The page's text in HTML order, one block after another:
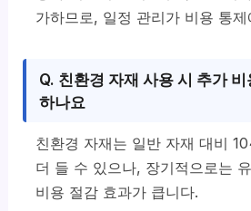
가하므로, 일정 관리가 비용 통
Q. 친환경 자재 사용 시 추가
하나요
친환경 자재는 일반 자재 대비
더 들 수 있으나, 장기적으로는
비용 절감 효과가 큽니다.